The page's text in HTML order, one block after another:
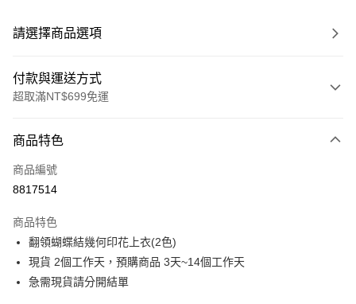
請選擇商品選項
付款與運送方式
超取滿NT$699免運
信用卡一次付款
超商取貨付款
Apple Pay
街口支付
商品特色
商品編號
8817514
商品特色
翻領蝴蝶結幾何印花上衣(2色)
現貨 2個工作天，預購商品 3天~14個工作天
急需現貨請分開結單